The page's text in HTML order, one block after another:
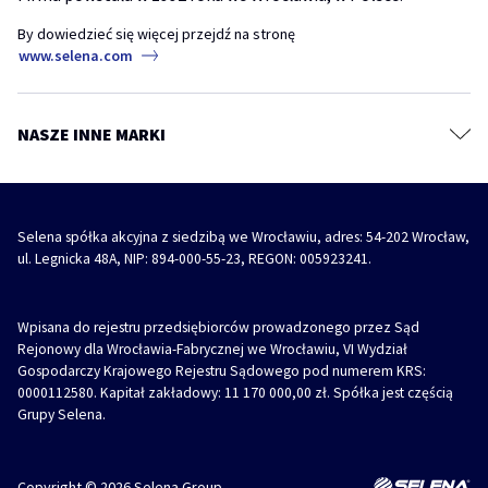
TYTAN Industry
Diizocyjaniany
Farby, grunty i masy szpachlowe
Impregnaty, kity i szpachlówki do drewna
Środki ochronne i czyszczące
piana piana montażowa revo 360
By dowiedzieć się więcej przejdź na stronę
www.selena.com
NASZE INNE MARKI
Selena spółka akcyjna z siedzibą we Wrocławiu, adres: 54-202 Wrocław,
ul. Legnicka 48A, NIP: 894-000-55-23, REGON: 005923241.
Wpisana do rejestru przedsiębiorców prowadzonego przez Sąd
Rejonowy dla Wrocławia-Fabrycznej we Wrocławiu, VI Wydział
Gospodarczy Krajowego Rejestru Sądowego pod numerem KRS:
0000112580. Kapitał zakładowy: 11 170 000,00 zł. Spółka jest częścią
Grupy Selena.